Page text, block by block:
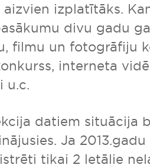
izplatītāks.
divu gadu
filmu un fotogrāfiju
interneta
u.c.
datiem situācija
Ja
tikai 2 letālie